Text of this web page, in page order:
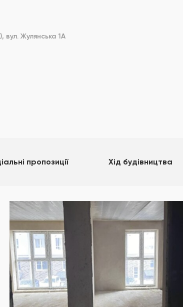
вул. Жулянська 1А
пропозиції Хід будівництва